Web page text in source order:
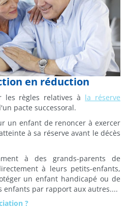
en réduction
les règles relatives à la réserve
pacte successoral.
un enfant de renoncer à exercer
à sa réserve avant le décès
à des grands-parents de
à leurs petits-enfants,
un enfant handicapé ou de
enfants par rapport aux autres....
?